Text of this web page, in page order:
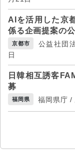
AIを活用した京
係る企画提案の
京都市
公益社団
日
日韓相互誘客
募
福岡県 福岡県庁 /